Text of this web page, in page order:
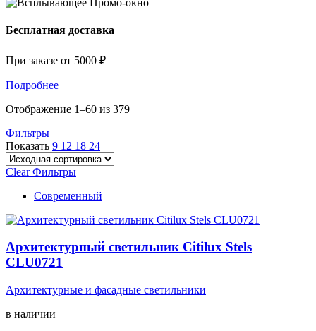
Бесплатная доставка
При заказе от 5000 ₽
Подробнее
Отображение 1–60 из 379
Фильтры
Показать 9 12 18 24
Clear Фильтры
Современный
Архитектурный светильник Citilux Stels
CLU0721
Архитектурные и фасадные светильники
в наличии